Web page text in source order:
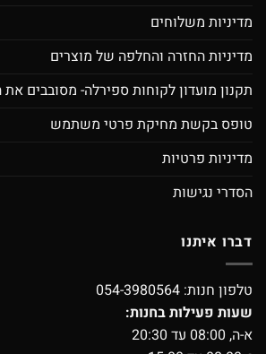
מדיניות משלוחים
מדיניות החזרה והחלפה של מוצרים
תקנון מועדון לקוחות ספירלה- מסובבים
טופס בקשת מחיקת פרטי משתמש
מדיניות פרטיות
הסדרי נגישות
דברו איתנו
טלפון חנות: 054-3980564
שעות פעילות בחנות:
א-ה, 08:00 עד 20:30